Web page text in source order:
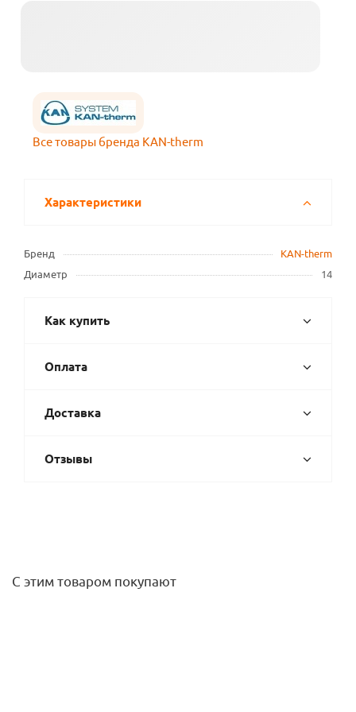
Все товары бренда KAN-therm
Характеристики
Бренд
KAN-therm
Диаметр
14
Как купить
Оплата
Доставка
Отзывы
С этим товаром покупают